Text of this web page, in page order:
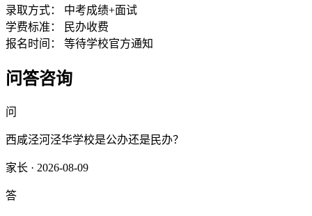
录取方式：
中考成绩+面试
学费标准：
民办收费
报名时间：
等待学校官方通知
问答咨询
问
西咸泾河泾华学校是公办还是民办？
家长 · 2026-08-09
答